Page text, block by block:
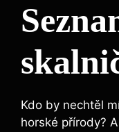
Kdo by nechtěl
horské přírody?